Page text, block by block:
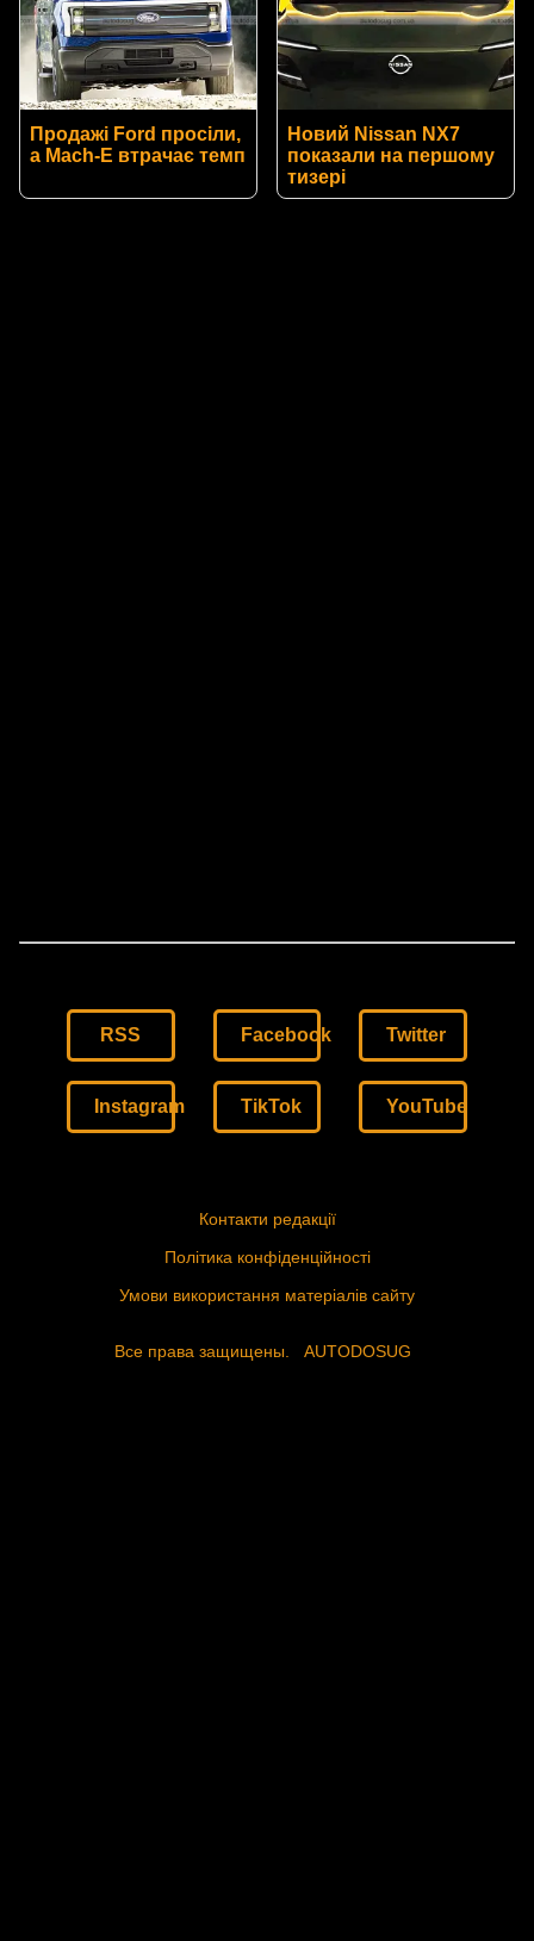
Продажі Ford просіли,
а Mach-E втрачає темп
Новий Nissan NX7
показали на першому
тизері
RSS Facebook Twitter
Instagram TikTok YouTube
Контакти редакції
Політика конфіденційності
Умови використання матеріалів сайту
Все права защищены. AUTODOSUG